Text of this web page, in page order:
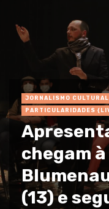
JORNALISMO CULTURAL
PARTICULARIDADES
chegam à
(13) e